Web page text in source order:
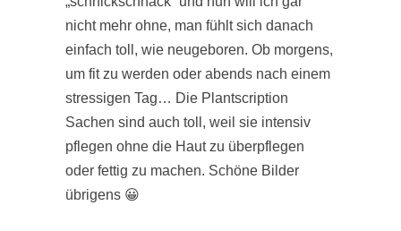
nicht mehr ohne, man fühlt sich danach
einfach toll, wie neugeboren. Ob morgens,
um fit zu werden oder abends nach einem
stressigen Tag… Die Plantscription
Sachen sind auch toll, weil sie intensiv
pflegen ohne die Haut zu überpflegen
oder fettig zu machen. Schöne Bilder
übrigens 😀